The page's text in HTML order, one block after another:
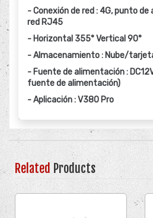
- Conexión de red : 4G, punto de
red RJ45
- Horizontal 355° Vertical 90°
- Almacenamiento : Nube/
- Fuente de alimentación :
fuente de alimentación)
- Aplicación : V380 Pro
Related Products